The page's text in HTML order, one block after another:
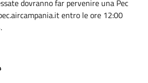
dovranno far pervenire una Pec
entro le ore 12:00